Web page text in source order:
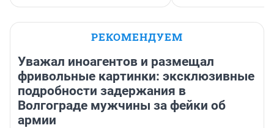
РЕКОМЕНДУЕМ
Уважал иноагентов и размещал
фривольные картинки: эксклюзивные
подробности задержания в
Волгограде мужчины за фейки об
армии